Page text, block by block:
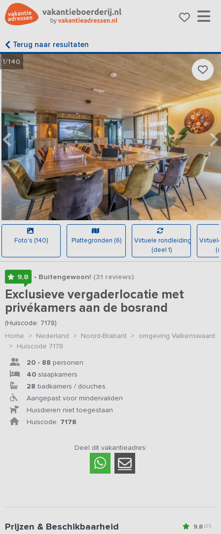
Terug naar resultaten
1/140
Foto's (140) Plattegronden (6)
Virtuele rondleiding
(deel 1)
9,8 • Buitengewoon! (31 reviews)
Exclusieve vergaderlocatie met
privékamers aan de bosrand
(Huiscode: 7178)
Home > Nederland > Noord-Brabant > omgeving Valkenswaard
> Huiscode 7178
20 - 88 personen
40 slaapkamers
28 badkamers / douches
Aangepast voor mindervaliden
Huisdieren niet toegestaan
Huiscode: 7178
Deel dit vakantieadres:
9,8 (31)
Prijzen & Beschikbaarheid